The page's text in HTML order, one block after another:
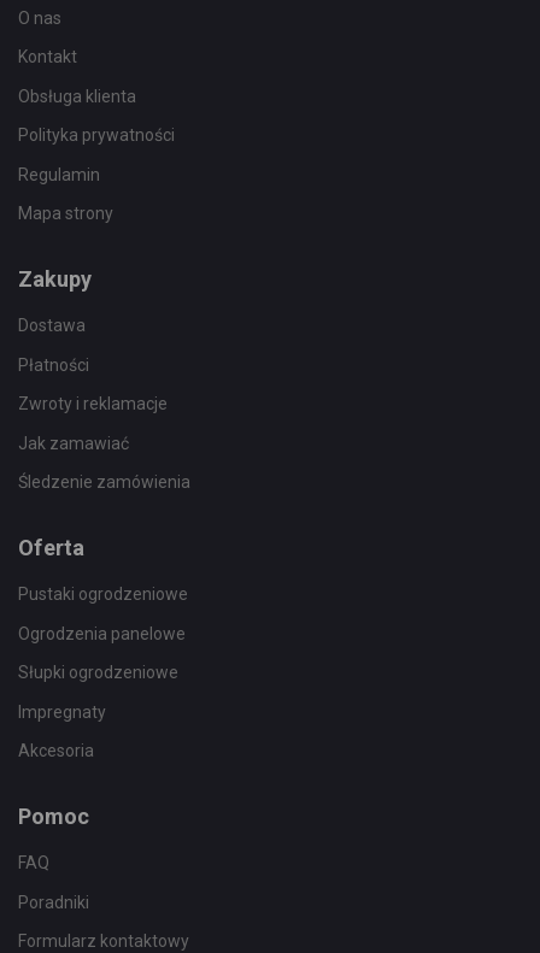
O nas
Kontakt
Obsługa klienta
Polityka prywatności
Regulamin
Mapa strony
Zakupy
Dostawa
Płatności
Zwroty i reklamacje
Jak zamawiać
Śledzenie zamówienia
Oferta
Pustaki ogrodzeniowe
Ogrodzenia panelowe
Słupki ogrodzeniowe
Impregnaty
Akcesoria
Pomoc
FAQ
Poradniki
Formularz kontaktowy